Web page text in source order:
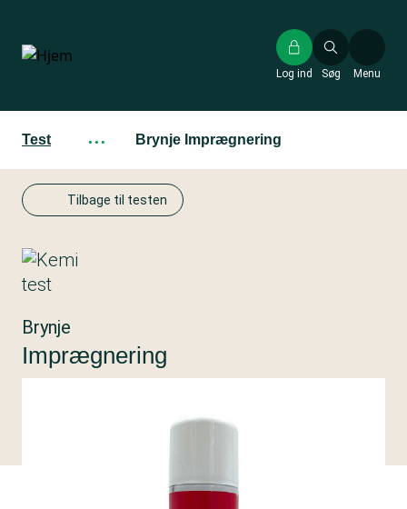
hovedindhold
Søg
Log ind Menu
Test ··· Brynje Imprægnering
Tilbage til testen
Brynje
Imprægnering